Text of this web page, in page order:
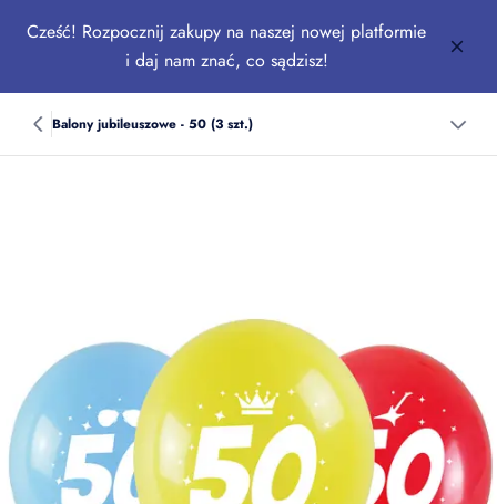
Cześć! Rozpocznij zakupy na naszej nowej platformie
i daj nam znać, co sądzisz!
Balony jubileuszowe - 50 (3 szt.)